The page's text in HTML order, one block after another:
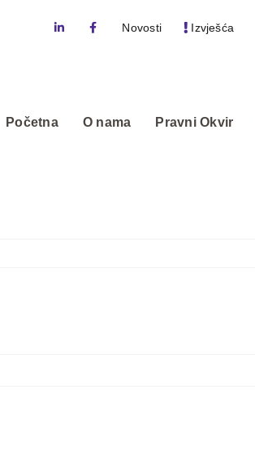
Novosti Izvješća
Početna O nama Pravni Okvir